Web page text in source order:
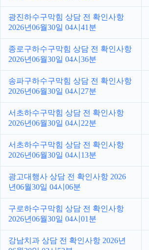
광진하수구막힘 상담 전 확인사항
2026년06월30일 04시41분
종로구하수구막힘 상담 전 확인사항
2026년06월30일 04시36분
송파구하수구막힘 상담 전 확인사항
2026년06월30일 04시27분
서초하수구막힘 상담 전 확인사항
2026년06월30일 04시22분
서초하수구막힘 상담 전 확인사항
2026년06월30일 04시13분
광고대행사 상담 전 확인사항 2026
년06월30일 04시06분
구로하수구막힘 상담 전 확인사항
2026년06월30일 04시01분
강남치과 상담 전 확인사항 2026년